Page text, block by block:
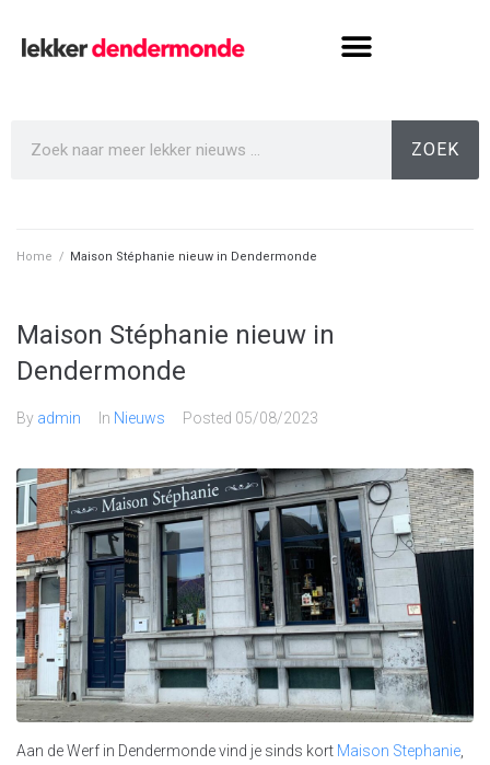
ZOEK
Home / Maison Stéphanie nieuw in Dendermonde
Maison Stéphanie nieuw in
Dendermonde
By admin In Nieuws Posted 05/08/2023
Aan de Werf in Dendermonde vind je sinds kort Maison Stephanie,